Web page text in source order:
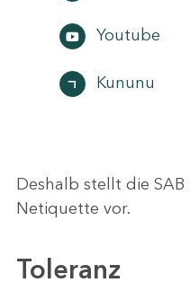
Youtube
Kununu
Deshalb stellt die
Netiquette vor.
Toleranz